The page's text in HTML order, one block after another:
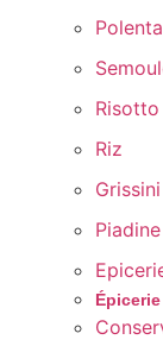
Polenta
Risotto
Riz
Grissini
Piadine